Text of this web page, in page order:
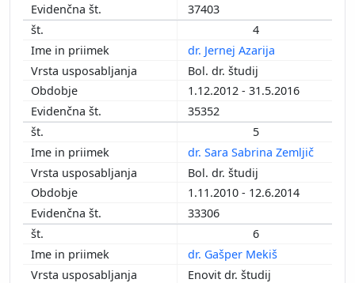
37403
4
dr. Jernej Azarija
Bol. dr. študij
1.12.2012 - 31.5.2016
35352
5
dr. Sara Sabrina Zemljič
Bol. dr. študij
1.11.2010 - 12.6.2014
33306
6
dr. Gašper Mekiš
Enovit dr. študij